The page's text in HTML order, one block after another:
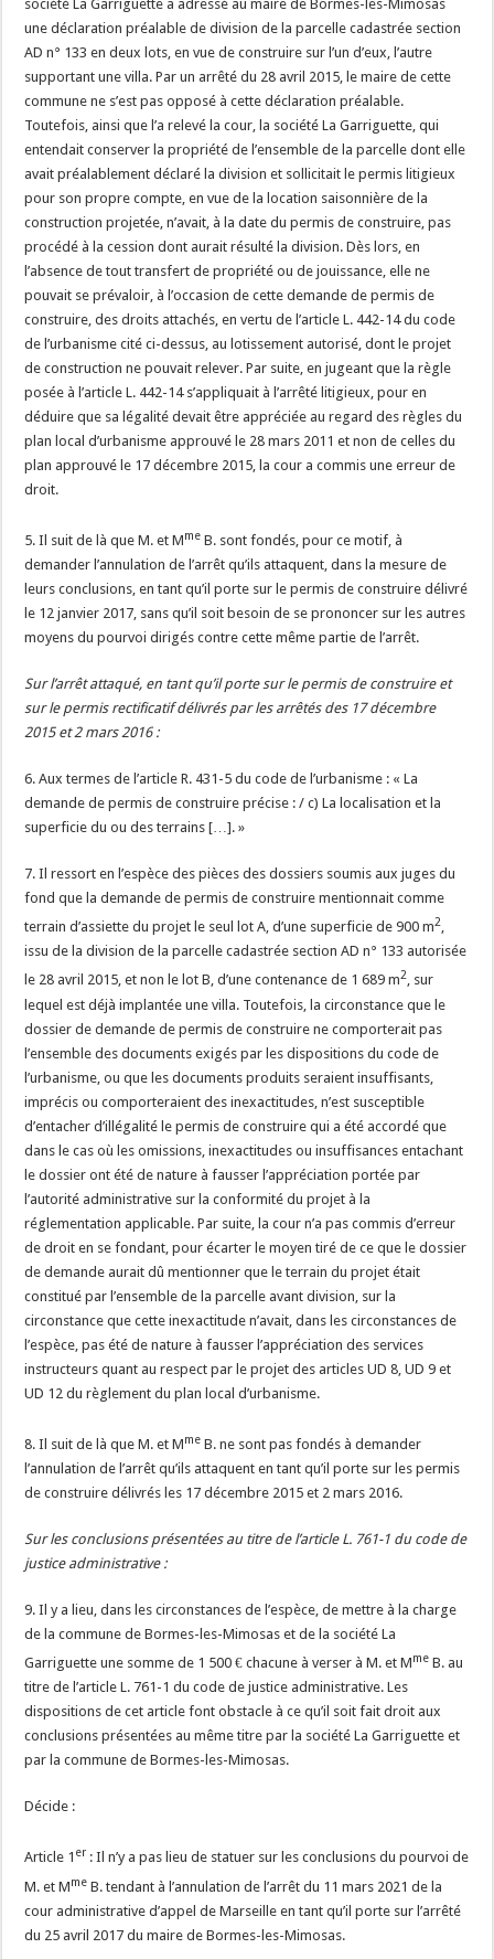
société La Garriguette a adressé au maire de Bormes-les-Mimosas
une déclaration préalable de division de la parcelle cadastrée section
AD n° 133 en deux lots, en vue de construire sur l’un d’eux, l’autre
supportant une villa. Par un arrêté du 28 avril 2015, le maire de cette
commune ne s’est pas opposé à cette déclaration préalable.
Toutefois, ainsi que l’a relevé la cour, la société La Garriguette, qui
entendait conserver la propriété de l’ensemble de la parcelle dont elle
avait préalablement déclaré la division et sollicitait le permis litigieux
pour son propre compte, en vue de la location saisonnière de la
construction projetée, n’avait, à la date du permis de construire, pas
procédé à la cession dont aurait résulté la division. Dès lors, en
l’absence de tout transfert de propriété ou de jouissance, elle ne
pouvait se prévaloir, à l’occasion de cette demande de permis de
construire, des droits attachés, en vertu de l’article L. 442-14 du code
de l’urbanisme cité ci-dessus, au lotissement autorisé, dont le projet
de construction ne pouvait relever. Par suite, en jugeant que la règle
posée à l’article L. 442-14 s’appliquait à l’arrêté litigieux, pour en
déduire que sa légalité devait être appréciée au regard des règles du
plan local d’urbanisme approuvé le 28 mars 2011 et non de celles du
plan approuvé le 17 décembre 2015, la cour a commis une erreur de
droit.
5. Il suit de là que M. et Mme B. sont fondés, pour ce motif, à
demander l’annulation de l’arrêt qu’ils attaquent, dans la mesure de
leurs conclusions, en tant qu’il porte sur le permis de construire délivré
le 12 janvier 2017, sans qu’il soit besoin de se prononcer sur les autres
moyens du pourvoi dirigés contre cette même partie de l’arrêt.
Sur l’arrêt attaqué, en tant qu’il porte sur le permis de construire et
sur le permis rectificatif délivrés par les arrêtés des 17 décembre
2015 et 2 mars 2016 :
6. Aux termes de l’article R. 431-5 du code de l’urbanisme : « La
demande de permis de construire précise : / c) La localisation et la
superficie du ou des terrains […]. »
7. Il ressort en l’espèce des pièces des dossiers soumis aux juges du
fond que la demande de permis de construire mentionnait comme
terrain d’assiette du projet le seul lot A, d’une superficie de 900 m2,
issu de la division de la parcelle cadastrée section AD n° 133 autorisée
le 28 avril 2015, et non le lot B, d’une contenance de 1 689 m2, sur
lequel est déjà implantée une villa. Toutefois, la circonstance que le
dossier de demande de permis de construire ne comporterait pas
l’ensemble des documents exigés par les dispositions du code de
l’urbanisme, ou que les documents produits seraient insuffisants,
imprécis ou comporteraient des inexactitudes, n’est susceptible
d’entacher d’illégalité le permis de construire qui a été accordé que
dans le cas où les omissions, inexactitudes ou insuffisances entachant
le dossier ont été de nature à fausser l’appréciation portée par
l’autorité administrative sur la conformité du projet à la
réglementation applicable. Par suite, la cour n’a pas commis d’erreur
de droit en se fondant, pour écarter le moyen tiré de ce que le dossier
de demande aurait dû mentionner que le terrain du projet était
constitué par l’ensemble de la parcelle avant division, sur la
circonstance que cette inexactitude n’avait, dans les circonstances de
l’espèce, pas été de nature à fausser l’appréciation des services
instructeurs quant au respect par le projet des articles UD 8, UD 9 et
UD 12 du règlement du plan local d’urbanisme.
8. Il suit de là que M. et Mme B. ne sont pas fondés à demander
l’annulation de l’arrêt qu’ils attaquent en tant qu’il porte sur les permis
de construire délivrés les 17 décembre 2015 et 2 mars 2016.
Sur les conclusions présentées au titre de l’article L. 761-1 du code de
justice administrative :
9. Il y a lieu, dans les circonstances de l’espèce, de mettre à la charge
de la commune de Bormes-les-Mimosas et de la société La
Garriguette une somme de 1 500 € chacune à verser à M. et Mme B. au
titre de l’article L. 761-1 du code de justice administrative. Les
dispositions de cet article font obstacle à ce qu’il soit fait droit aux
conclusions présentées au même titre par la société La Garriguette et
par la commune de Bormes-les-Mimosas.
Décide :
Article 1 er : Il n’y a pas lieu de statuer sur les conclusions du pourvoi de
M. et Mme B. tendant à l’annulation de l’arrêt du 11 mars 2021 de la
cour administrative d’appel de Marseille en tant qu’il porte sur l’arrêté
du 25 avril 2017 du maire de Bormes-les-Mimosas.